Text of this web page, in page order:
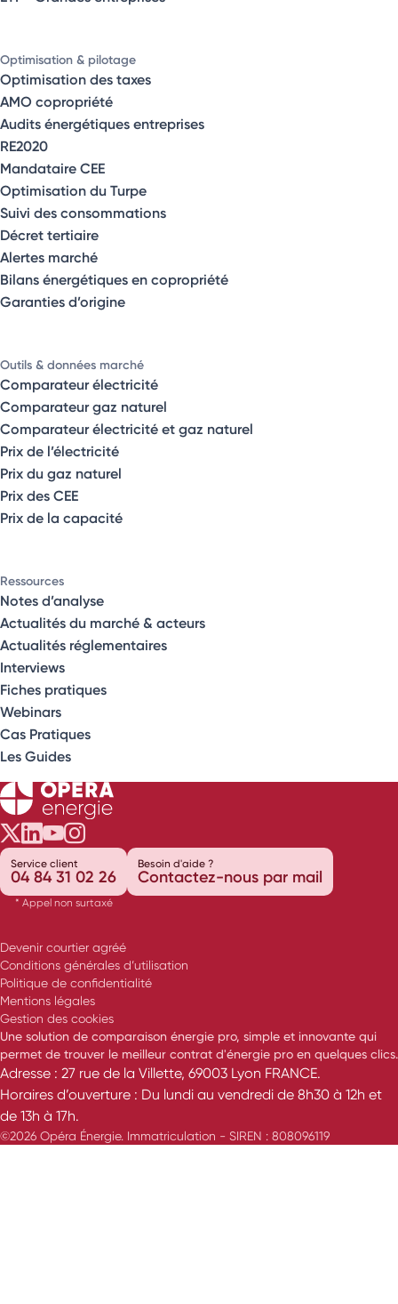
Optimisation & pilotage
Optimisation des taxes
AMO copropriété
Audits énergétiques entreprises
RE2020
Mandataire CEE
Optimisation du Turpe
Suivi des consommations
Décret tertiaire
Alertes marché
Bilans énergétiques en copropriété
Garanties d’origine
Outils & données marché
Comparateur électricité
Comparateur gaz naturel
Comparateur électricité et gaz naturel
Prix de l’électricité
Prix du gaz naturel
Prix des CEE
Prix de la capacité
Ressources
Notes d’analyse
Actualités du marché & acteurs
Actualités réglementaires
Interviews
Fiches pratiques
Webinars
Cas Pratiques
Les Guides
Opéra Énergie sur Twitter
Opéra Énergie sur LinkedIn
Opéra Énergie sur Youtube
Opéra Énergie sur Instagram
Service client
04 84 31 02 26
* Appel non surtaxé
Besoin d'aide ?
Contactez-nous par mail
Devenir courtier agréé
Conditions générales d’utilisation
Politique de confidentialité
Mentions légales
Gestion des cookies
Une solution de comparaison énergie pro, simple et innovante qui
permet de trouver le meilleur contrat d'énergie pro en quelques clics.
Adresse : 27 rue de la Villette, 69003 Lyon FRANCE.
Horaires d’ouverture : Du lundi au vendredi de 8h30 à 12h et
de 13h à 17h.
©2026 Opéra Énergie. Immatriculation - SIREN : 808096119